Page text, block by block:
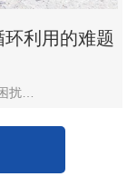
利用的难题
扰…